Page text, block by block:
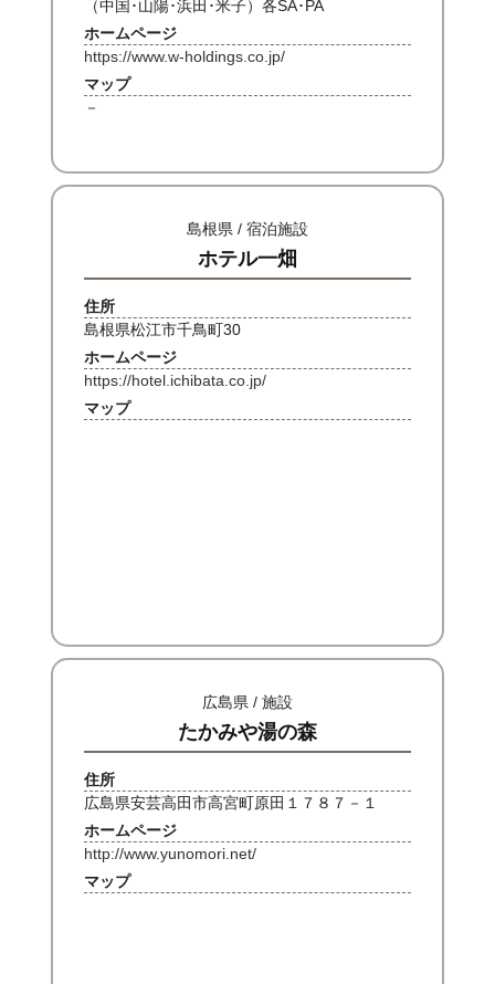
（中国･山陽･浜田･米子）各SA･PA
ホームページ
https://www.w-holdings.co.jp/
マップ
－
島根県 / 宿泊施設
ホテル一畑
住所
島根県松江市千鳥町30
ホームページ
https://hotel.ichibata.co.jp/
マップ
広島県 / 施設
たかみや湯の森
住所
広島県安芸高田市高宮町原田１７８７－１
ホームページ
http://www.yunomori.net/
マップ